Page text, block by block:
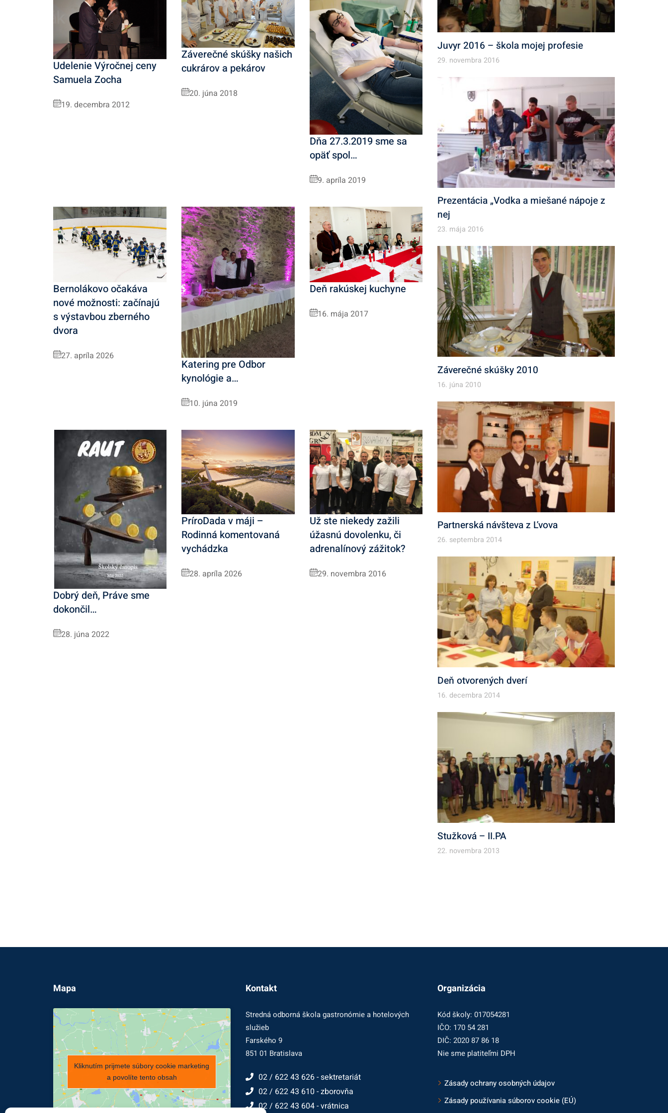
Udelenie Výročnej ceny
Samuela Zocha
19. decembra 2012
Záverečné skúšky našich
cukrárov a pekárov
20. júna 2018
Dňa 27.3.2019 sme sa
opäť spol…
9. apríla 2019
Bernolákovo očakáva
nové možnosti: začínajú
s výstavbou zberného
dvora
27. apríla 2026
Katering pre Odbor
kynológie a…
10. júna 2019
Deň rakúskej kuchyne
16. mája 2017
Dobrý deň, Práve sme
dokončil…
28. júna 2022
PríroDada v máji –
Rodinná komentovaná
vychádzka
28. apríla 2026
Už ste niekedy zažili
úžasnú dovolenku, či
adrenalínový zážitok?
29. novembra 2016
Juvyr 2016 – škola mojej profesie
29. novembra 2016
Prezentácia „Vodka a miešané nápoje z
nej
23. mája 2016
Záverečné skúšky 2010
16. júna 2010
Partnerská návšteva z Ľvova
26. septembra 2014
Deň otvorených dverí
16. decembra 2014
Stužková – II.PA
22. novembra 2013
Mapa
Kliknutím prijmete súbory cookie marketing
a povolíte tento obsah
Kontakt
Stredná odborná škola gastronómie a hotelových
služieb
Farského 9
851 01 Bratislava
02 / 622 43 626 - sektretariát
02 / 622 43 610 - zborovňa
02 / 622 43 604 - vrátnica
Organizácia
Kód školy: 017054281
IČO: 170 54 281
DIČ: 2020 87 86 18
Nie sme platiteľmi DPH
Zásady ochrany osobných údajov
Zásady používania súborov cookie (EÚ)